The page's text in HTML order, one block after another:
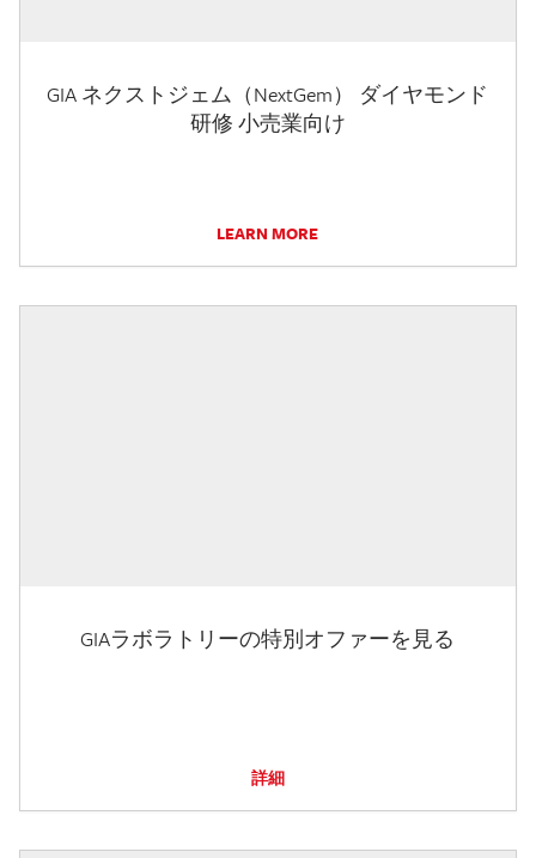
GIA ネクストジェム（NextGem） ダイヤモンド
研修 小売業向け
LEARN MORE
GIAラボラトリーの特別オファーを見る
詳細